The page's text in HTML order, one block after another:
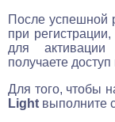
После успешной
при
для
получаете доступ
Для того, чтобы
Light выполните